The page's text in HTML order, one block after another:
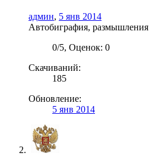
админ, 5 янв 2014
Автобиграфия, размышления
0/5, Оценок: 0
Скачиваний:
185
Обновление:
5 янв 2014